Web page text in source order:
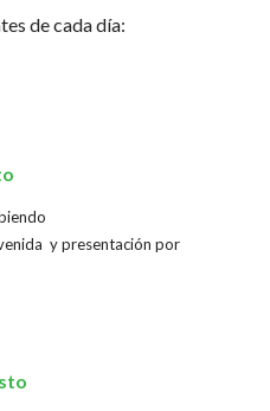
de cada día:
y presentación por